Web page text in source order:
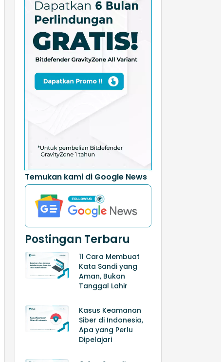
Temukan kami di Google News
Postingan Terbaru
11 Cara Membuat
Kata Sandi yang
Aman, Bukan
Tanggal Lahir
Kasus Keamanan
Siber di Indonesia,
Apa yang Perlu
Dipelajari